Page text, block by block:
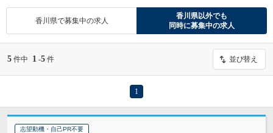
香川県で募集中の求人
香川県以外でも
同時に募集中の求人
5 件中 1 -5 件 並び替え
1
志望動機・自己PR不要